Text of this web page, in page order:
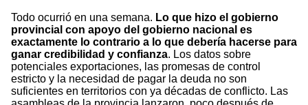
Todo ocurrió en una semana. Lo que hizo el gobierno
provincial con apoyo del gobierno nacional es
exactamente lo contrario a lo que debería hacerse para
ganar credibilidad y confianza. Los datos sobre
potenciales exportaciones, las promesas de control
estricto y la necesidad de pagar la deuda no son
suficientes en territorios con ya décadas de conflicto. Las